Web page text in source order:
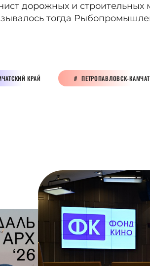
дорожных и
тогда
КРАЙ ПЕТРОПАВЛОВСК-